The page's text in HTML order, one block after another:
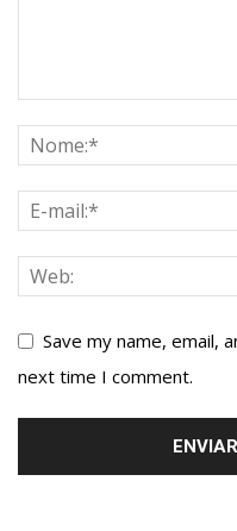
Save my name, email,
next time I comment.